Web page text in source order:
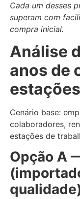
Cada um desses
superam com
compra inicial.
Análise
anos de
estações
Cenário base:
colaboradores,
estações de
Opção A